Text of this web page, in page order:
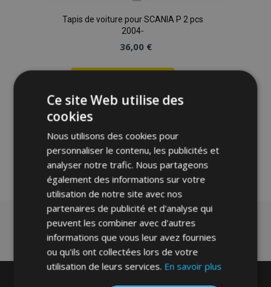
Tapis de voiture pour SCANIA P 2 pcs
2004-
36,00 €
Ajouter
liste
d'achats
Ce site Web utilise des
cookies
Nous utilisons des cookies pour
personnaliser le contenu, les publicités et
analyser notre trafic. Nous partageons
également des informations sur votre
utilisation de notre site avec nos
partenaires de publicité et d'analyse qui
peuvent les combiner avec d'autres
informations que vous leur avez fournies
ou qu'ils ont collectées lors de votre
utilisation de leurs services. En savoir plus